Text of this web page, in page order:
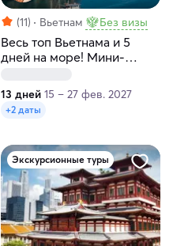
(11) Вьетнам Без визы
Весь топ Вьетнама и 5
дней на море! Мини-
13 дней 15 – 27 фев. 2027
+2 даты
Экскурсионные туры